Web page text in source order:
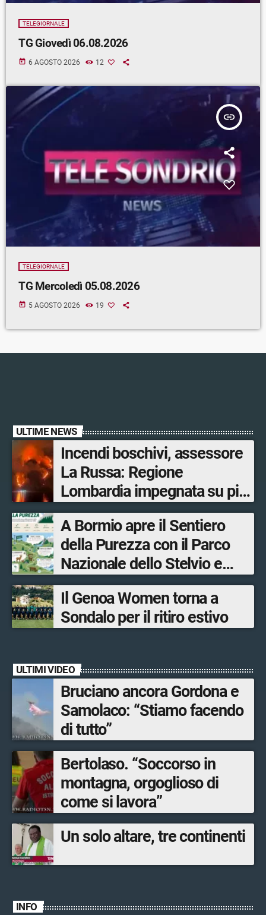
TELEGIORNALE
TG Giovedì 06.08.2026
today 6 AGOSTO 2026 12
insert_link
TELEGIORNALE
TG Mercoledì 05.08.2026
today 5 AGOSTO 2026 19
ULTIME NEWS
Incendi boschivi, assessore
La Russa: Regione
Lombardia impegnata su più
fronti, 48 volontari coinvolti
tra le province di Lecco,
Sondrio, Milano e Como
A Bormio apre il Sentiero
della Purezza con il Parco
Nazionale dello Stelvio e
Bormio Tourism
Il Genoa Women torna a
Sondalo per il ritiro estivo
ULTIMI VIDEO
Bruciano ancora Gordona e
Samolaco: “Stiamo facendo
di tutto”
Bertolaso. “Soccorso in
montagna, orgoglioso di
come si lavora”
Un solo altare, tre continenti
INFO